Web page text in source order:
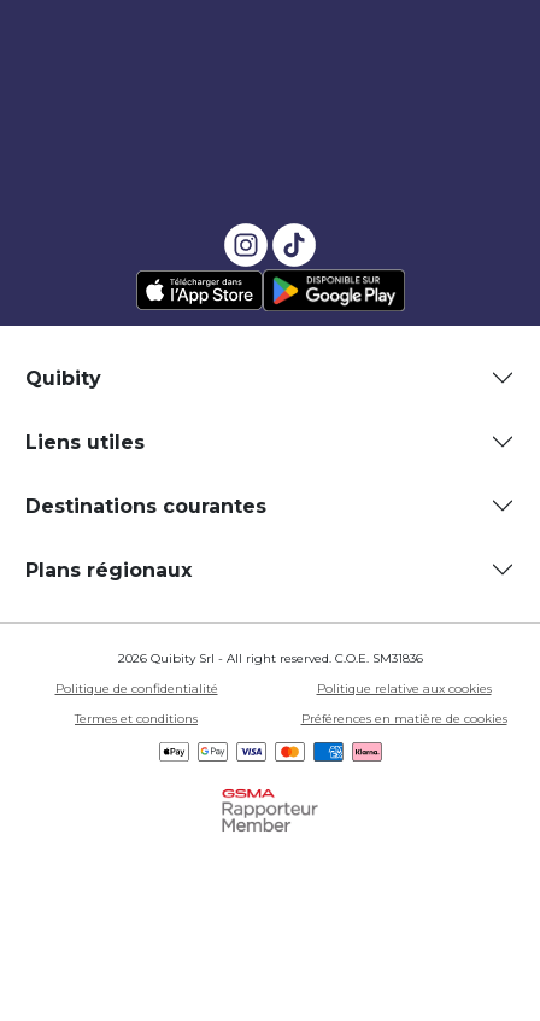
Quibity
Liens utiles
Destinations courantes
Plans régionaux
2026 Quibity Srl - All right reserved. C.O.E. SM31836
Politique de confidentialité
Politique relative aux cookies
Termes et conditions
Préférences en matière de cookies